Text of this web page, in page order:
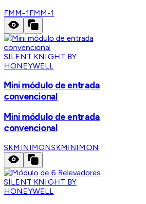
FMM-1FMM-1
SILENT KNIGHT BY
HONEYWELL
Mini módulo de entrada
convencional
Mini módulo de entrada
convencional
SKMINIMONSKMINIMON
SILENT KNIGHT BY
HONEYWELL